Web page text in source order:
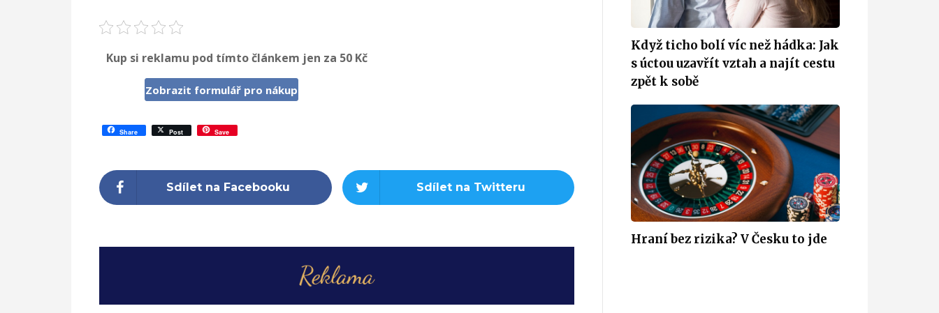
Kup si reklamu pod tímto článkem jen za 50 Kč
Zobrazit formulář pro nákup
Share Post Save
Sdílet na Facebooku Sdílet na Twitteru
Když ticho bolí víc než hádka: Jak
s úctou uzavřít vztah a najít cestu
zpět k sobě
Hraní bez rizika? V Česku to jde